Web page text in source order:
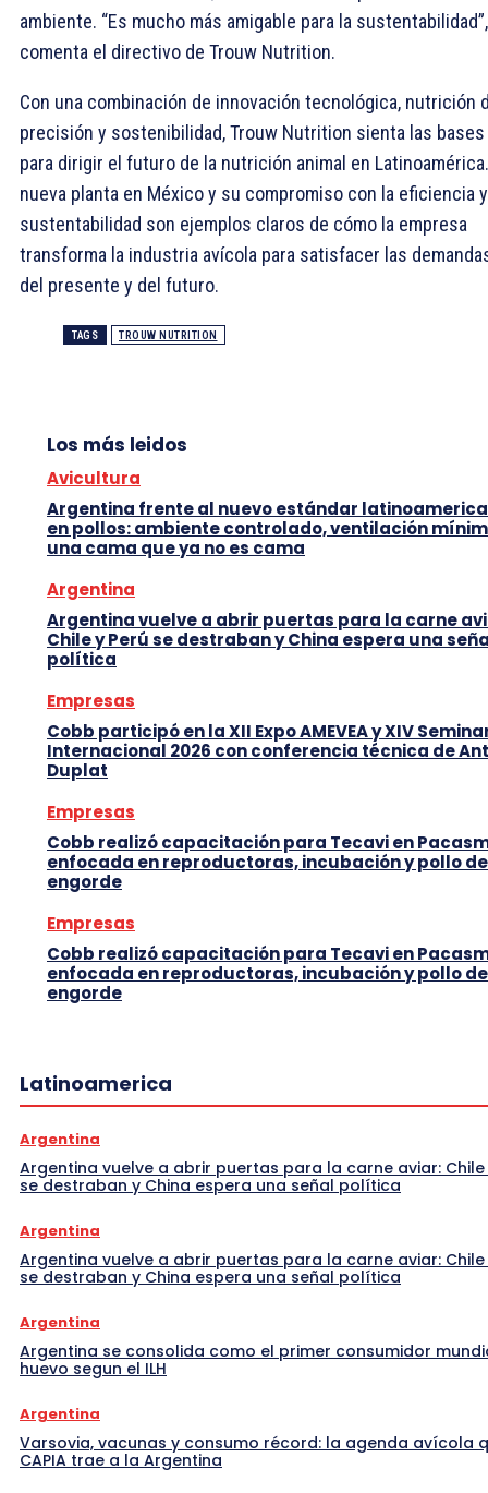
ambiente. “Es mucho más amigable para la sustentabilidad”,
comenta el directivo de Trouw Nutrition.
Con una combinación de innovación tecnológica, nutrición
precisión y sostenibilidad, Trouw Nutrition sienta las bases
para dirigir el futuro de la nutrición animal en
nueva planta en México y su compromiso con la eficiencia
sustentabilidad son ejemplos claros de cómo la empresa
transforma la industria avícola para satisfacer las
del presente y del futuro.
TAGS TROUW NUTRITION
Los más leidos
Avicultura
Argentina frente al nuevo estándar
en pollos: ambiente controlado, ventilación
una cama que ya no es cama
Argentina
Argentina vuelve a abrir puertas para la carne
Chile y Perú se destraban y China espera una
política
Empresas
Cobb participó en la XII Expo AMEVEA y XIV
Internacional 2026 con conferencia técnica de
Duplat
Empresas
Cobb realizó capacitación para Tecavi en
enfocada en reproductoras, incubación y pollo de
engorde
Empresas
Cobb realizó capacitación para Tecavi en
enfocada en reproductoras, incubación y pollo de
engorde
Latinoamerica
Argentina
Argentina vuelve a abrir puertas para la carne aviar: Chile
se destraban y China espera una señal política
Argentina
Argentina vuelve a abrir puertas para la carne aviar: Chile
se destraban y China espera una señal política
Argentina
Argentina se consolida como el primer consumidor
huevo segun el ILH
Argentina
Varsovia, vacunas y consumo récord: la agenda avícola
CAPIA trae a la Argentina